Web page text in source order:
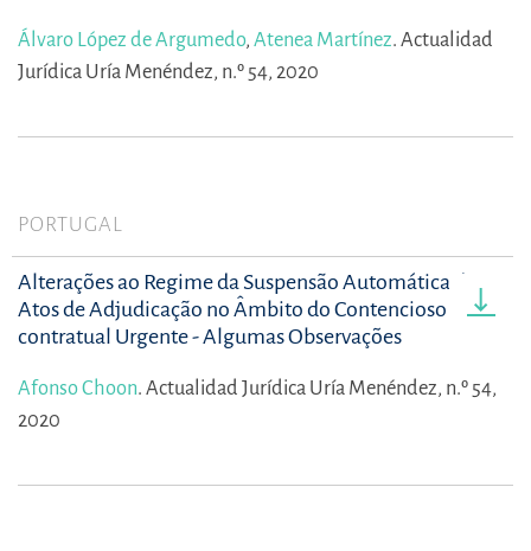
Álvaro López de Argumedo, Atenea Martínez. Actualidad
Jurídica Uría Menéndez, n.º 54, 2020
PORTUGAL
Alterações ao Regime da Suspensão Automática dos
Atos de Adjudicação no Âmbito do Contencioso Pré-
contratual Urgente - Algumas Observações
Afonso Choon. Actualidad Jurídica Uría Menéndez, n.º 54,
2020